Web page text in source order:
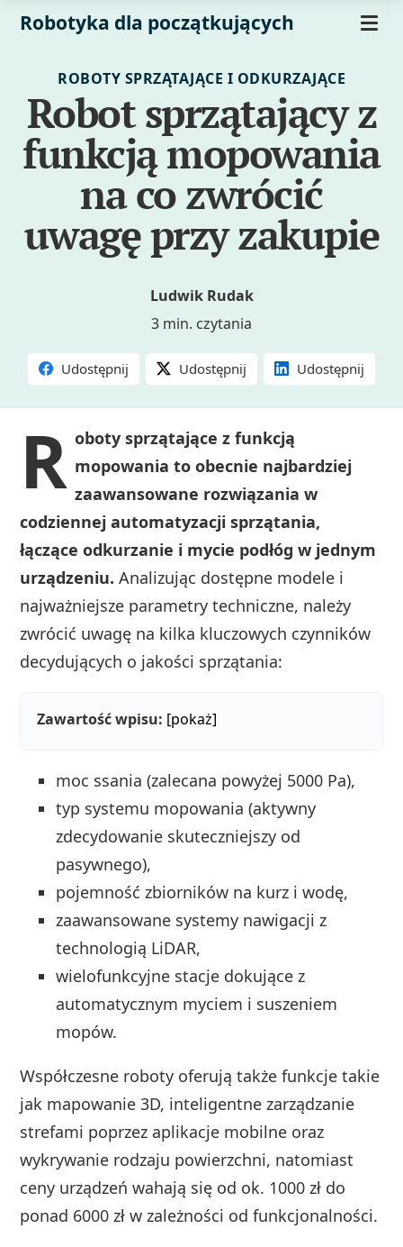
Robotyka dla początkujących
ROBOTY SPRZĄTAJĄCE I ODKURZAJĄCE
Robot sprzątający z
funkcją mopowania
na co zwrócić
uwagę przy zakupie
Ludwik Rudak
3 min. czytania
Udostępnij Udostępnij Udostępnij
R oboty sprzątające z funkcją
mopowania to obecnie najbardziej
zaawansowane rozwiązania w
codziennej automatyzacji sprzątania,
łączące odkurzanie i mycie podłóg w jednym
urządzeniu. Analizując dostępne modele i
najważniejsze parametry techniczne, należy
zwrócić uwagę na kilka kluczowych czynników
decydujących o jakości sprzątania:
Zawartość wpisu: [pokaż]
moc ssania (zalecana powyżej 5000 Pa),
typ systemu mopowania (aktywny
zdecydowanie skuteczniejszy od
pasywnego),
pojemność zbiorników na kurz i wodę,
zaawansowane systemy nawigacji z
technologią LiDAR,
wielofunkcyjne stacje dokujące z
automatycznym myciem i suszeniem
mopów.
Współczesne roboty oferują także funkcje takie
jak mapowanie 3D, inteligentne zarządzanie
strefami poprzez aplikacje mobilne oraz
wykrywanie rodzaju powierzchni, natomiast
ceny urządzeń wahają się od ok. 1000 zł do
ponad 6000 zł w zależności od funkcjonalności.